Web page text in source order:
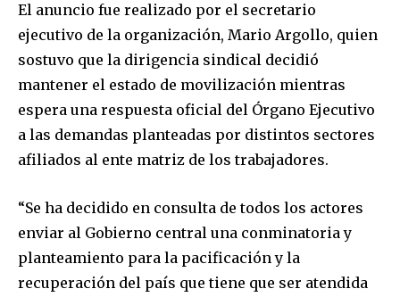
El anuncio fue realizado por el secretario
ejecutivo de la organización, Mario Argollo, quien
sostuvo que la dirigencia sindical decidió
mantener el estado de movilización mientras
espera una respuesta oficial del Órgano Ejecutivo
a las demandas planteadas por distintos sectores
afiliados al ente matriz de los trabajadores.
“Se ha decidido en consulta de todos los actores
enviar al Gobierno central una conminatoria y
planteamiento para la pacificación y la
recuperación del país que tiene que ser atendida